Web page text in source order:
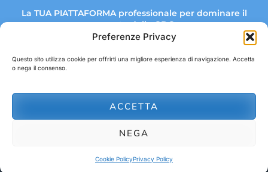
Preferenze Privacy
Questo sito utilizza cookie per offrirti una migliore esperienza di navigazione. Accetta
o nega il consenso.
ACCETTA
NEGA
Cookie PolicyPrivacy Policy
La TUA PIATTAFORMA professionale per dominare il
mercato della GDO.
Link rapidi:
abbonamenti@gdodata.it
© 2026 GDOData.it - PR Italia Edizioni srl - P.Iva: 03044390353